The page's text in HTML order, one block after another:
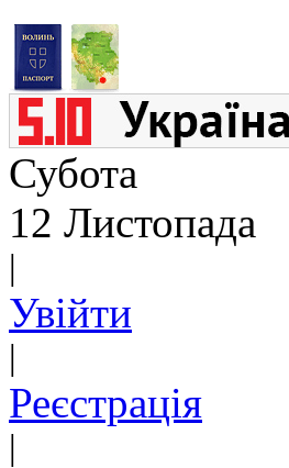
Субота
12 Листопада
|
Увійти
|
Реєстрація
|